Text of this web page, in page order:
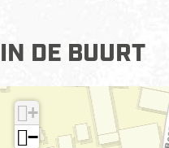
et
e
i
t
IN DE BUURT
+
−